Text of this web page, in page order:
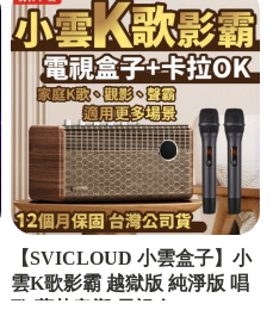
【SVICLOUD 小雲盒子】小
雲K歌影霸 越獄版 純淨版 唱